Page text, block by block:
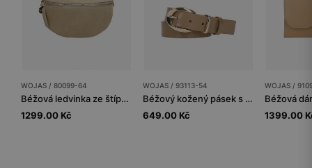
WOJAS / 80099-64
Béžová ledvinka ze štípenky
1299.00 Kč
WOJAS / 93113-54
Béžový kožený pásek s oválnou sponu
649.00 Kč
WOJAS /
1399.00